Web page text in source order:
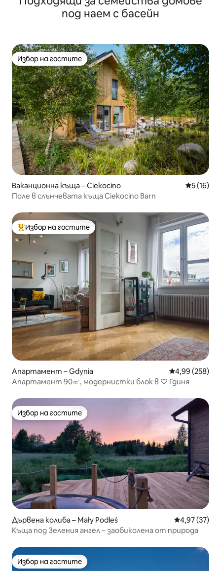
под наем с басейн
Избор на гостите
Избор на гостите
Ваканционна къща – Ciekocino Средна
5 (16)
Поле в слънчевата къща Ciekocino Barn
Най-популярен избор на гостите
Избор на гостите
Апартамент – Gdynia Средна
4,99 (258)
Апартамент 90㎡, модернистки блок в ♡ Гдиня
Избор на гостите
Избор на гостите
Дървена колиба – Mały Podleś Средна
4,97 (37)
Къща под Зеления ангел – заобиколена от природа
Избор на гостите
Избор на гостите